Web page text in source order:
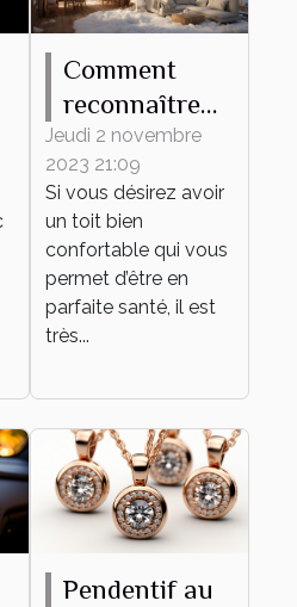
Comment
reconnaître
une maison
mal isolée ?
Jeudi 2 novembre
2023 21:09
Si vous désirez avoir
un toit bien
confortable qui vous
permet d’être en
parfaite santé, il est
très...
Pendentif au